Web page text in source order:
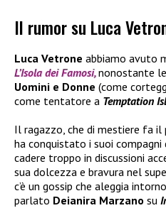
Il rumor su Luca
Luca Vetrone abbiamo avuto
L’Isola dei Famosi,nonostante
Uomini e Donne (come
come tentatore a Temptation
Il ragazzo, che di mestiere fa il
ha conquistato i suoi compagni
cadere troppo in discussioni
sua dolcezza e bravura nel
c’è un gossip che aleggia
parlato Deianira Marzano su